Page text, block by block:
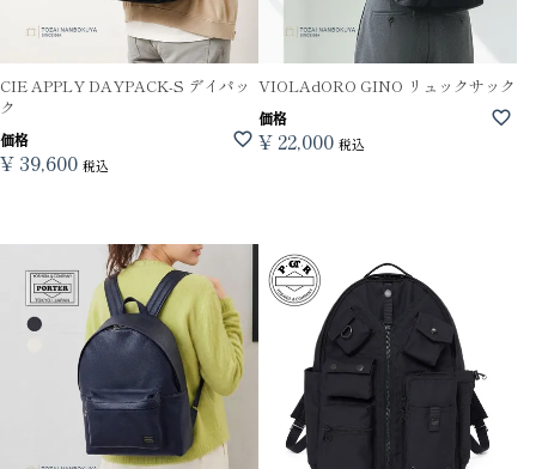
CIE APPLY DAYPACK-S デイパッ
ク
価格
¥ 39,600 税込
VIOLAdORO GINO リュックサック
価格
¥22,000 税込